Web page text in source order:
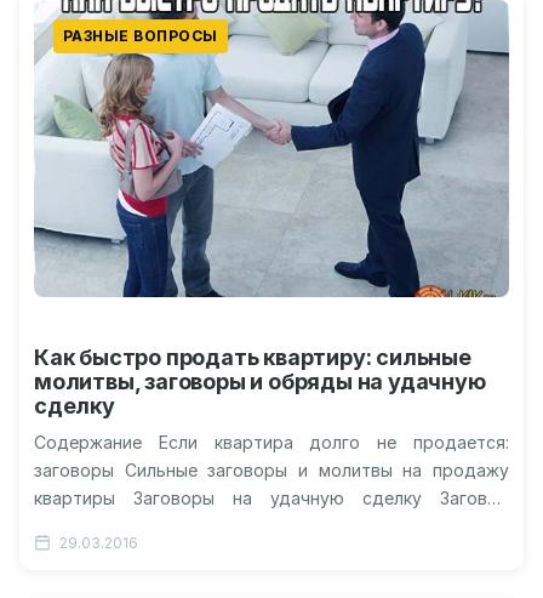
РАЗНЫЕ ВОПРОСЫ
Как быстро продать квартиру: сильные
молитвы, заговоры и обряды на удачную
сделку
Содержание Если квартира долго не продается:
заговоры Сильные заговоры и молитвы на продажу
квартиры Заговоры на удачную сделку Заговор
29.03.2016